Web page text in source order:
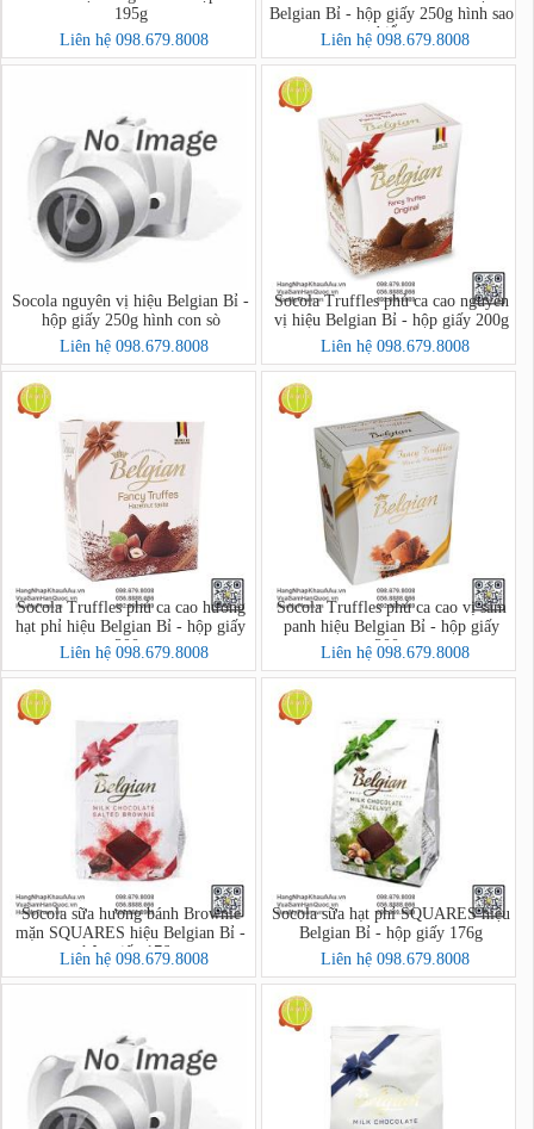
195g
Liên hệ 098.679.8008
Belgian Bỉ - hộp giấy 250g hình sao
biển
Liên hệ 098.679.8008
Socola nguyên vị hiệu Belgian Bỉ -
hộp giấy 250g hình con sò
Liên hệ 098.679.8008
Socola Truffles phủ ca cao nguyên
vị hiệu Belgian Bỉ - hộp giấy 200g
Liên hệ 098.679.8008
Socola Truffles phủ ca cao hương
hạt phỉ hiệu Belgian Bỉ - hộp giấy
200g
Liên hệ 098.679.8008
Socola Truffles phủ ca cao vị sâm
panh hiệu Belgian Bỉ - hộp giấy
200g
Liên hệ 098.679.8008
Socola sữa hương bánh Brownie
mặn SQUARES hiệu Belgian Bỉ -
hộp giấy 176g
Liên hệ 098.679.8008
Socola sữa hạt phỉ SQUARES hiệu
Belgian Bỉ - hộp giấy 176g
Liên hệ 098.679.8008